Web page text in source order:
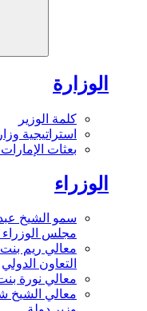
الوزارة
كلمة الوزير
استراتيجية
بعثات
الوزراء
سمو الشيخ
مجلس الوزراء
معالي ريم
التعاون الدولي
معالي نورة
معالي الشيخ